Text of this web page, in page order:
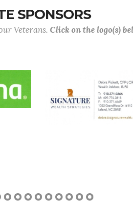
SPONSORS
Veterans. Click on the logo(s)